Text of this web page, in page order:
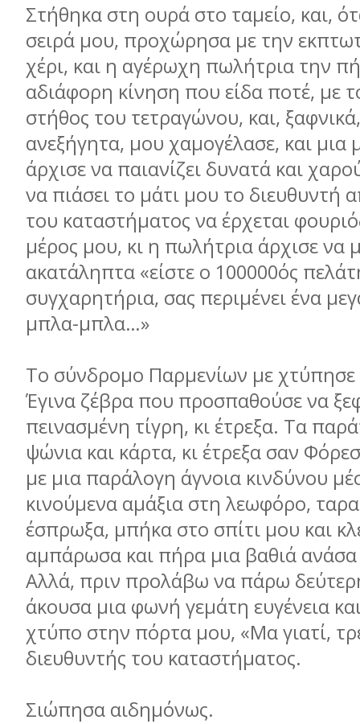
Στήθηκα στη ουρά στο ταμείο, και,
σειρά μου, προχώρησα με την
χέρι, και η αγέρωχη πωλήτρια την
αδιάφορη κίνηση που είδα ποτέ, με
στήθος του τετραγώνου, και,
ανεξήγητα, μου χαμογέλασε, και μια
άρχισε να παιανίζει δυνατά και
να πιάσει το μάτι μου το διευθυντή
του καταστήματος να έρχεται
μέρος μου, κι η πωλήτρια άρχισε να
ακατάληπτα «είστε ο 100000ός
συγχαρητήρια, σας περιμένει ένα
μπλα-μπλα…»
Το σύνδρομο Παρμενίων με χτύπησε
Έγινα ζέβρα που προσπαθούσε να
πεινασμένη τίγρη, κι έτρεξα. Τα
ψώνια και κάρτα, κι έτρεξα σαν
με μια παράλογη άγνοια κινδύνου
κινούμενα αμάξια στη λεωφόρο,
έσπρωξα, μπήκα στο σπίτι μου και
αμπάρωσα και πήρα μια βαθιά
Αλλά, πριν προλάβω να πάρω
άκουσα μια φωνή γεμάτη ευγένεια
χτύπο στην πόρτα μου, «Μα γιατί,
διευθυντής του καταστήματος.
Σιώπησα αιδημόνως.